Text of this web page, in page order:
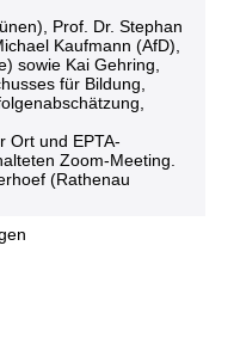
Prof. Dr. Stephan
Kaufmann (AfD),
sowie Kai Gehring,
für Bildung,
Ort und EPTA-
Zoom-Meeting.
(Rathenau